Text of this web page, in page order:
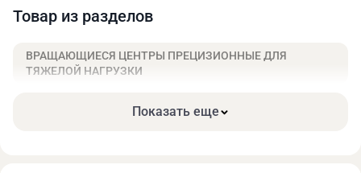
серий.
Товар из разделов
ВРАЩАЮЩИЕСЯ ЦЕНТРЫ ПРЕЦИЗИОННЫЕ ДЛЯ
ТЯЖЕЛОЙ НАГРУЗКИ
Показать еще